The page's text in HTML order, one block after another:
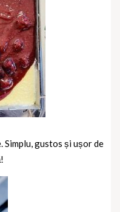
Simplu, gustos și ușor de